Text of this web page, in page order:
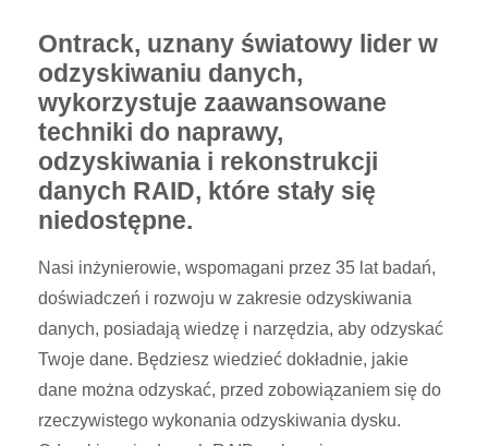
Ontrack, uznany światowy lider w
odzyskiwaniu danych,
wykorzystuje zaawansowane
techniki do naprawy,
odzyskiwania i rekonstrukcji
danych RAID, które stały się
niedostępne.
Nasi inżynierowie, wspomagani przez 35 lat badań,
doświadczeń i rozwoju w zakresie odzyskiwania
danych, posiadają wiedzę i narzędzia, aby odzyskać
Twoje dane. Będziesz wiedzieć dokładnie, jakie
dane można odzyskać, przed zobowiązaniem się do
rzeczywistego wykonania odzyskiwania dysku.